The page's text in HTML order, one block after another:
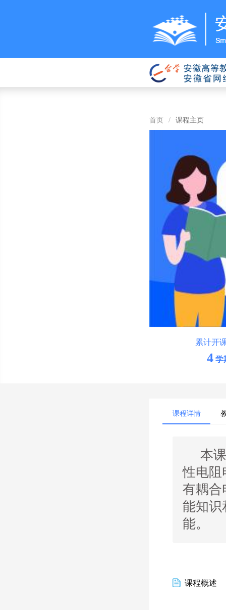
首页 / 课程主页
累计开
4 学
课程详情
本课
性电阻
有耦合
能知识
能。
课程概述